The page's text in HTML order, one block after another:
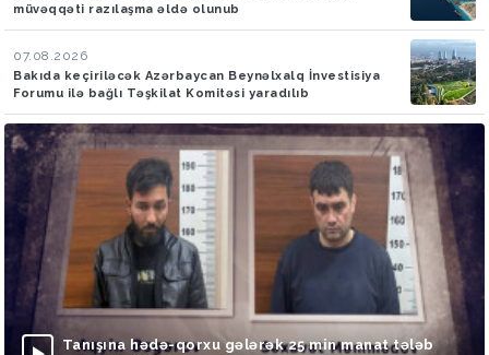
müvəqqəti razılaşma əldə olunub
07.08.2026
Bakıda keçiriləcək Azərbaycan Beynəlxalq İnvestisiya
Forumu ilə bağlı Təşkilat Komitəsi yaradılıb
Tanışına hədə-qorxu gələrək 25 min manat tələb